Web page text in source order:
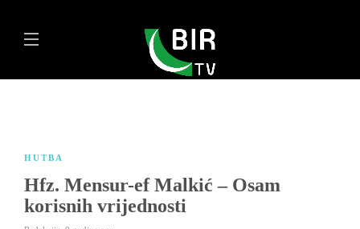
HUTBA
Hfz. Mensur-ef Malkić – Osam
korisnih vrijednosti